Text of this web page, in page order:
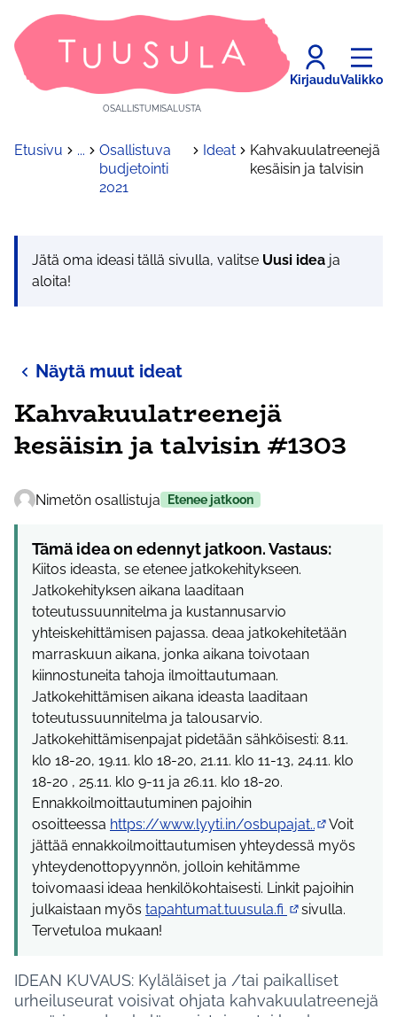
OSALLISTUMISALUSTA
KirjauduValikko
Etusivu ...
Osallistuva
budjetointi
2021
Ideat
Kahvakuulatreenejä
kesäisin ja talvisin
Jätä oma ideasi tällä sivulla, valitse Uusi idea ja
aloita!
Näytä muut ideat
Kahvakuulatreenejä
kesäisin ja talvisin #1303
Nimetön osallistuja Etenee jatkoon
Tämä idea on edennyt jatkoon. Vastaus:
Kiitos ideasta, se etenee jatkokehitykseen.
Jatkokehityksen aikana laaditaan
toteutussuunnitelma ja kustannusarvio
yhteiskehittämisen pajassa. deaa jatkokehitetään
marraskuun aikana, jonka aikana toivotaan
kiinnostuneita tahoja ilmoittautumaan.
Jatkokehittämisen aikana ideasta laaditaan
toteutussuunnitelma ja talousarvio.
Jatkokehittämisenpajat pidetään sähköisesti: 8.11.
klo 18-20, 19.11. klo 18-20, 21.11. klo 11-13, 24.11. klo
18-20 , 25.11. klo 9-11 ja 26.11. klo 18-20.
Ennakkoilmoittautuminen pajoihin
osoitteessa https://www.lyyti.in/osbupajat..
(Ulkoinen
Voit
jättää ennakkoilmoittautumisen yhteydessä myös
yhteydenottopyynnön, jolloin kehitämme
toivomaasi ideaa henkilökohtaisesti. Linkit pajoihin
julkaistaan myös tapahtumat.tuusula.fi
sivulla.
Tervetuloa mukaan!
IDEAN KUVAUS: Kyläläiset ja /tai paikalliset
urheiluseurat voisivat ohjata kahvakuulatreenejä